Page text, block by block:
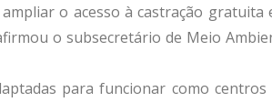
o acesso à castração gratuita
o subsecretário de Meio
para funcionar como